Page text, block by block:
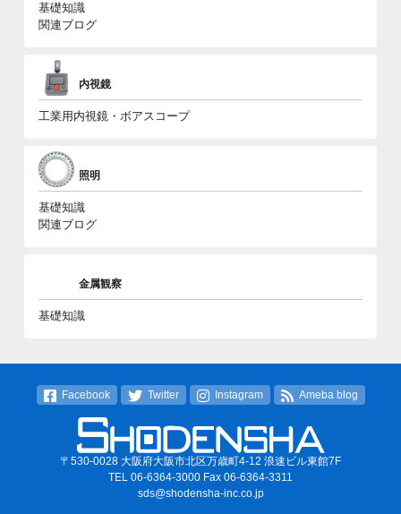
基礎知識
関連ブログ
内視鏡
工業用内視鏡・ボアスコープ
照明
基礎知識
関連ブログ
金属観察
基礎知識
Facebook Twitter Instagram Ameba blog
〒530-0028 大阪府大阪市北区万歳町4-12 浪速ビル東館7F
TEL 06-6364-3000 Fax 06-6364-3311
sds@shodensha-inc.co.jp